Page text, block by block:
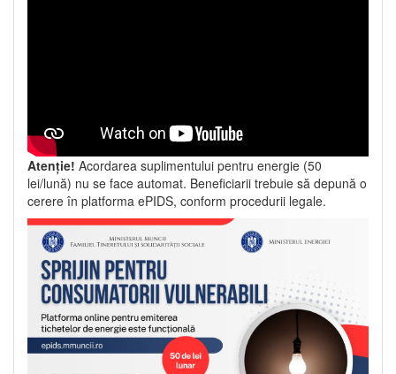
Atenție! Acordarea suplimentului pentru energie (50
lei/lună) nu se face automat. Beneficiarii trebuie să depună o
cerere în platforma ePIDS, conform procedurii legale.